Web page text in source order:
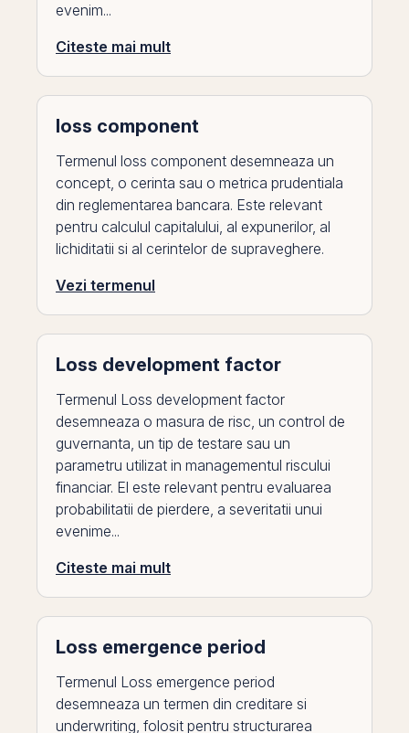
evenim...
Citeste mai mult
loss component
Termenul loss component desemneaza un
concept, o cerinta sau o metrica prudentiala
din reglementarea bancara. Este relevant
pentru calculul capitalului, al expunerilor, al
lichiditatii si al cerintelor de supraveghere.
Vezi termenul
Loss development factor
Termenul Loss development factor
desemneaza o masura de risc, un control de
guvernanta, un tip de testare sau un
parametru utilizat in managementul riscului
financiar. El este relevant pentru evaluarea
probabilitatii de pierdere, a severitatii unui
evenime...
Citeste mai mult
Loss emergence period
Termenul Loss emergence period
desemneaza un termen din creditare si
underwriting, folosit pentru structurarea